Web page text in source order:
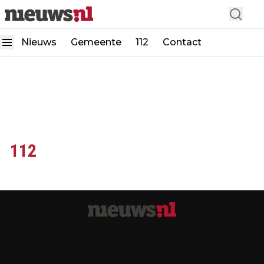
Nieuws Gemeente 112 Contact
112